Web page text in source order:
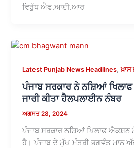
ਵਿਰੁੱਧ ਐਫ.ਆਈ.ਆਰ
Latest Punjab News Headlines,ਖ਼ਾਸ
ਪੰਜਾਬ ਸਰਕਾਰ ਨੇ ਨਸ਼ਿਆਂ
ਜਾਰੀ ਕੀਤਾ ਹੈਲਪਲਾਈਨ ਨੰਬਰ
ਅਗਸਤ 28, 2024
ਪੰਜਾਬ ਸਰਕਾਰ ਨਸ਼ਿਆਂ ਖਿਲਾਫ ਐਕਸ਼ਨ
ਹੈ। ਪੰਜਾਬ ਦੇ ਮੁੱਖ ਮੰਤਰੀ ਭਗਵੰਤ ਮਾਨ